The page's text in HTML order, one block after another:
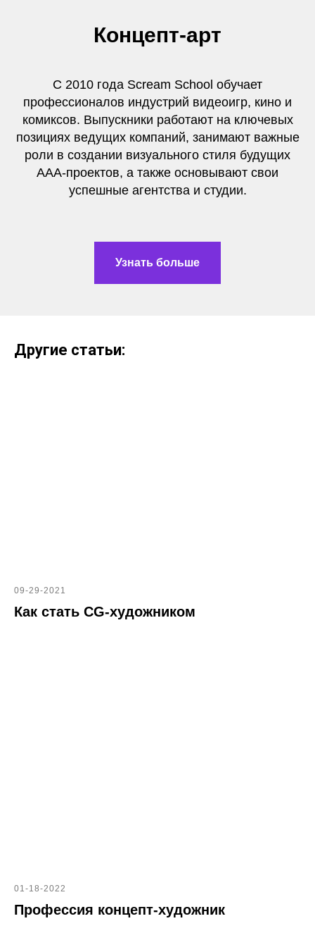
Концепт-арт
С 2010 года Scream School обучает
профессионалов индустрий видеоигр, кино и
комиксов. Выпускники работают на ключевых
позициях ведущих компаний, занимают важные
роли в создании визуального стиля будущих
AAA-проектов, а также основывают свои
успешные агентства и студии.
Узнать больше
Другие статьи:
09-29-2021
Как стать CG-художником
01-18-2022
Профессия концепт-художник